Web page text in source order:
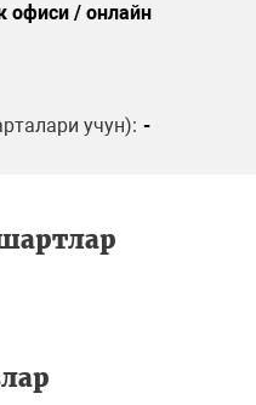
офиси / онлайн
учун): -